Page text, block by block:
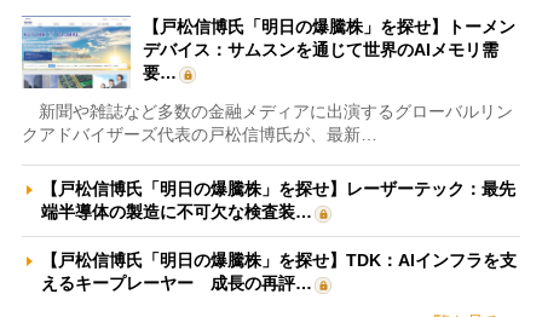
【戸松信博氏「明日の爆騰株」を探せ】トーメン
デバイス：サムスンを通じて世界のAIメモリ需
要…
新聞や雑誌など多数の金融メディアに出演するグローバルリン
クアドバイザーズ代表の戸松信博氏が、最新…
【戸松信博氏「明日の爆騰株」を探せ】レーザーテック：最先
端半導体の製造に不可欠な検査装…
【戸松信博氏「明日の爆騰株」を探せ】TDK：AIインフラを支
えるキープレーヤー 成長の再評…